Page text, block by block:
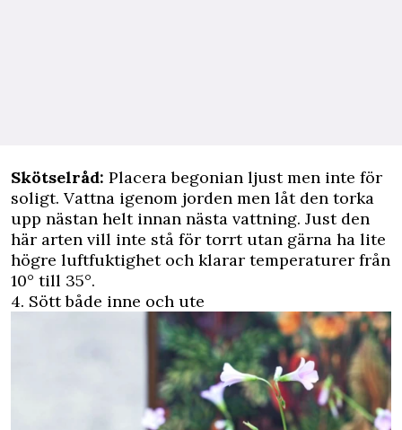
Skötselråd: Placera begonian ljust men inte för
soligt. Vattna igenom jorden men låt den torka
upp nästan helt innan nästa vattning. Just den
här arten vill inte stå för torrt utan gärna ha lite
högre luftfuktighet och klarar temperaturer från
10° till 35°.
4. Sött både inne och ute